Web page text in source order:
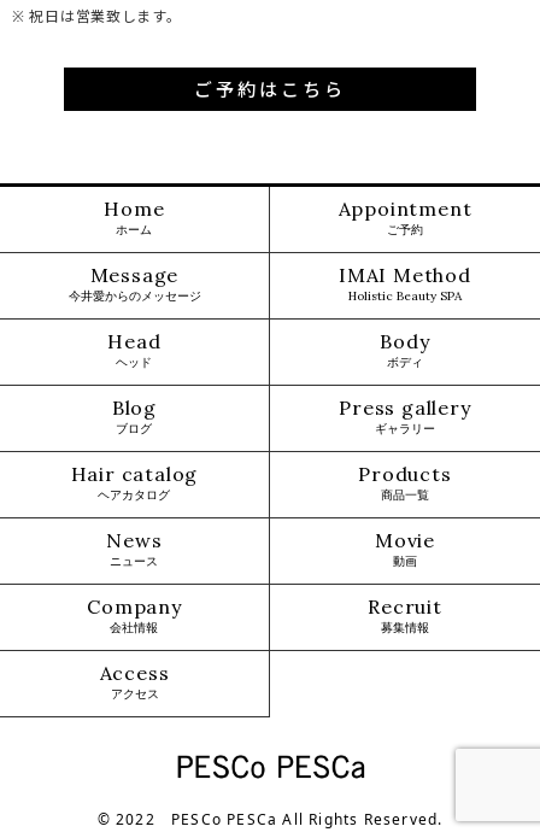
※ 祝日は営業致します。
ご予約はこちら
Home
ホーム
Appointment
ご予約
Message
今井愛からのメッセージ
IMAI Method
Holistic Beauty SPA
Head
ヘッド
Body
ボディ
Blog
ブログ
Press gallery
ギャラリー
Hair catalog
ヘアカタログ
Products
商品一覧
News
ニュース
Movie
動画
Company
会社情報
Recruit
募集情報
Access
アクセス
© 2022 PESCo PESCa All Rights Reserved.